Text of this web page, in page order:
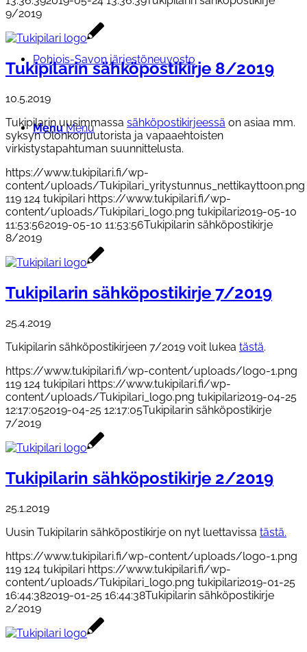
Pohjois-Savon järjestöneuvosto
Menu Menu
9/2019
Tukipilarin sähköpostikirje 8/2019
10.5.2019
Tukipilarin uusimmassa sähköpostikirjeessä on asiaa mm.
syksyn Olonkorjuutorista ja vapaaehtoisten
virkistystapahtuman suunnittelusta.
https://www.tukipilari.fi/wp-
content/uploads/Tukipilari_yritystunnus_nettikayttoon.png
119 124 tukipilari https://www.tukipilari.fi/wp-
content/uploads/Tukipilari_logo.png tukipilari2019-05-10
11:53:562019-05-10 11:53:56Tukipilarin sähköpostikirje
8/2019
Tukipilarin sähköpostikirje 7/2019
25.4.2019
Tukipilarin sähköpostikirjeen 7/2019 voit lukea tästä.
https://www.tukipilari.fi/wp-content/uploads/logo-1.png
119 124 tukipilari https://www.tukipilari.fi/wp-
content/uploads/Tukipilari_logo.png tukipilari2019-04-25
12:17:052019-04-25 12:17:05Tukipilarin sähköpostikirje
7/2019
Tukipilarin sähköpostikirje 2/2019
25.1.2019
Uusin Tukipilarin sähköpostikirje on nyt luettavissa tästä.
https://www.tukipilari.fi/wp-content/uploads/logo-1.png
119 124 tukipilari https://www.tukipilari.fi/wp-
content/uploads/Tukipilari_logo.png tukipilari2019-01-25
16:44:382019-01-25 16:44:38Tukipilarin sähköpostikirje
2/2019